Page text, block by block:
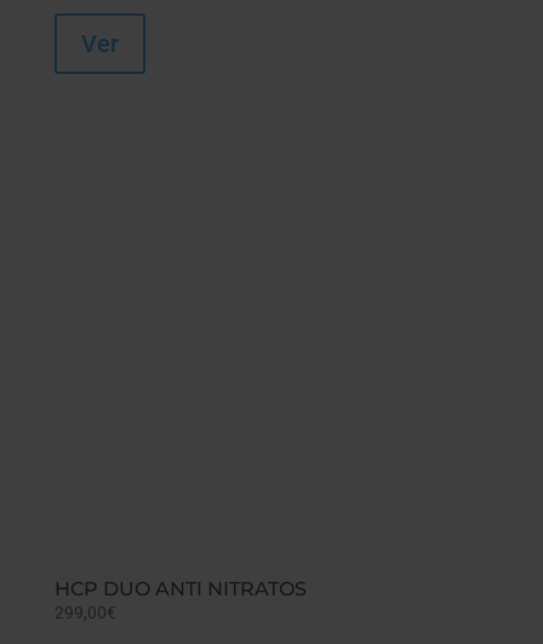
Ver
HCP DUO ANTI NITRATOS
299,00€